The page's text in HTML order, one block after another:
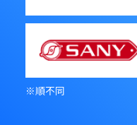
※順不同